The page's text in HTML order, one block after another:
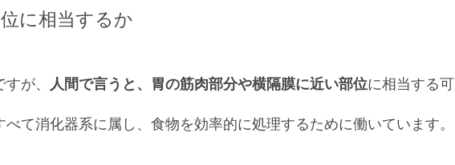
に相当するか
が、 人間で言うと、胃の筋肉部分や横隔膜に近い部位に相当する可
て消化器系に属し、食物を効率的に処理するために働いています。